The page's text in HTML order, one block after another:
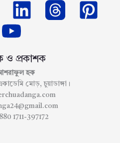
ও প্রকাশক
হক
মোড়, চুয়াডাঙ্গা।
1711-397172